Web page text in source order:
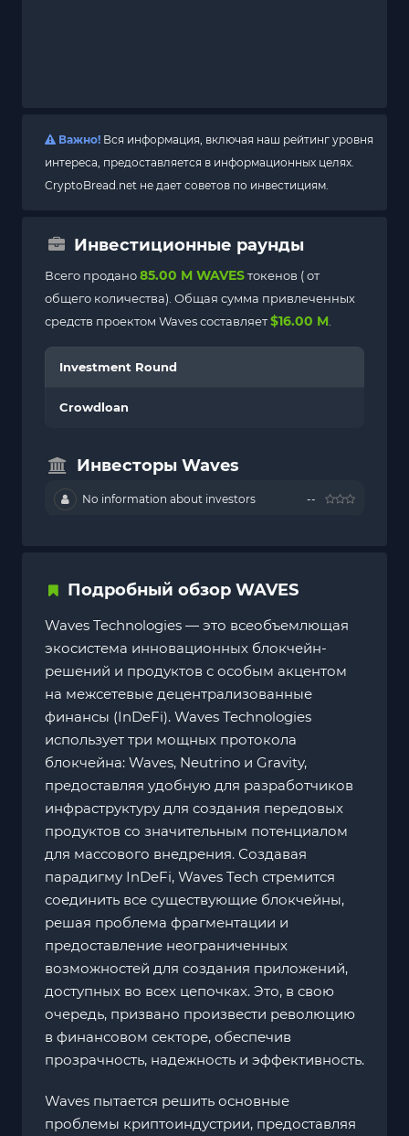
Важно! Вся информация, включая наш рейтинг уровня
интереса, предоставляется в информационных целях.
CryptoBread.net не дает советов по инвестициям.
Инвестиционные раунды
Всего продано85.00 M WAVESтокенов (от
общего количества). Общая сумма привлеченных
средств проектом Waves составляет$16.00 M
Investment Round
Crowdloan
Инвесторы Waves
No information about investors --
Подробный обзор WAVES
Waves Technologies — это всеобъемлющая
экосистема инновационных блокчейн-
решений и продуктов с особым акцентом
на межсетевые децентрализованные
финансы (InDeFi). Waves Technologies
использует три мощных протокола
блокчейна: Waves, Neutrino и Gravity,
предоставляя удобную для разработчиков
инфраструктуру для создания передовых
продуктов со значительным потенциалом
для массового внедрения. Создавая
парадигму InDeFi, Waves Tech стремится
соединить все существующие блокчейны,
решая проблема фрагментации и
предоставление неограниченных
возможностей для создания приложений,
доступных во всех цепочках. Это, в свою
очередь, призвано произвести революцию
в финансовом секторе, обеспечив
прозрачность, надежность и эффективность.
Waves пытается решить основные
проблемы криптоиндустрии, предоставляя